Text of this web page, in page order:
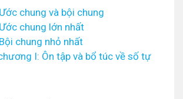
chung và bội chung
chung lớn nhất
chung nhỏ nhất
I: Ôn tập và bổ túc về số tự